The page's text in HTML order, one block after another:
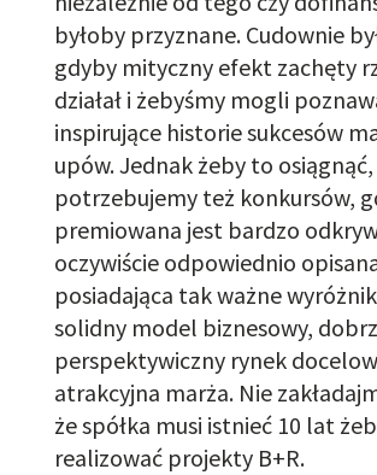
byłoby przyznane. Cudownie
gdyby mityczny efekt zachęty
działałi żebyśmy mogli
inspirujące historie sukcesów
upów. Jednak żeby to osiągnąć,
potrzebujemy też konkursów,
premiowana jest bardzo
oczywiście odpowiednio opis
posiadająca tak ważne
solidny model biznesowy,
perspektywiczny rynek
atrakcyjna marża. Nie
że spółka musi istnieć 10 lat
realizować projekty B+R.